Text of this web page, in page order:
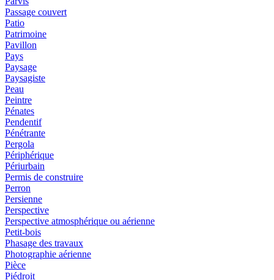
Passage couvert
Patio
Patrimoine
Pavillon
Pays
Paysage
Paysagiste
Peau
Peintre
Pénates
Pendentif
Pénétrante
Pergola
Périphérique
Périurbain
Permis de construire
Perron
Persienne
Perspective
Perspective atmosphérique ou aérienne
Petit-bois
Phasage des travaux
Photographie aérienne
Pièce
Piédroit